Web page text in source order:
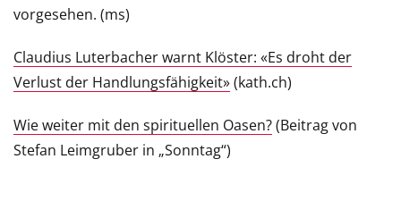
vorgesehen. (ms)
Claudius Luterbacher warnt Klöster: «Es droht der
Verlust der Handlungsfähigkeit»(kath.ch)
Wie weiter mit den spirituellen Oasen?(Beitrag von
Stefan Leimgruber in „Sonntag“)